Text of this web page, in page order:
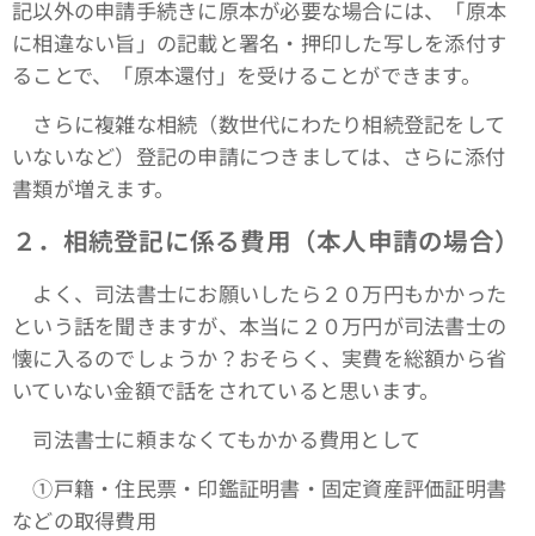
記以外の申請手続きに原本が必要な場合には、「原本
に相違ない旨」の記載と署名・押印した写しを添付す
ることで、「原本還付」を受けることができます。
さらに複雑な相続（数世代にわたり相続登記をして
いないなど）登記の申請につきましては、さらに添付
書類が増えます。
２．相続登記に係る費用（本人申請の場合）
よく、司法書士にお願いしたら２０万円もかかった
という話を聞きますが、本当に２０万円が司法書士の
懐に入るのでしょうか？おそらく、実費を総額から省
いていない金額で話をされていると思います。
司法書士に頼まなくてもかかる費用として
①戸籍・住民票・印鑑証明書・固定資産評価証明書
などの取得費用